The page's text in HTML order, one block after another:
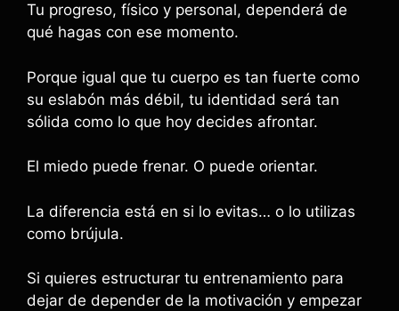
Tu progreso, físico y personal, dependerá de
qué hagas con ese momento.
Porque igual que tu cuerpo es tan fuerte como
su eslabón más débil, tu identidad será tan
sólida como lo que hoy decides afrontar.
El miedo puede frenar. O puede orientar.
La diferencia está en si lo evitas… o lo utilizas
como brújula.
Si quieres estructurar tu entrenamiento para
dejar de depender de la motivación y empezar